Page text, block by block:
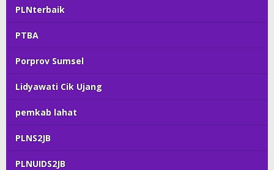
PLNterbaik
PTBA
Porprov Sumsel
Lidyawati Cik Ujang
pemkab lahat
PLNS2JB
PLNUIDS2JB